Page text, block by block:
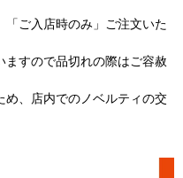
ご入店時のみ」ご注文いた
すので品切れの際はご容赦
、店内でのノベルティの交